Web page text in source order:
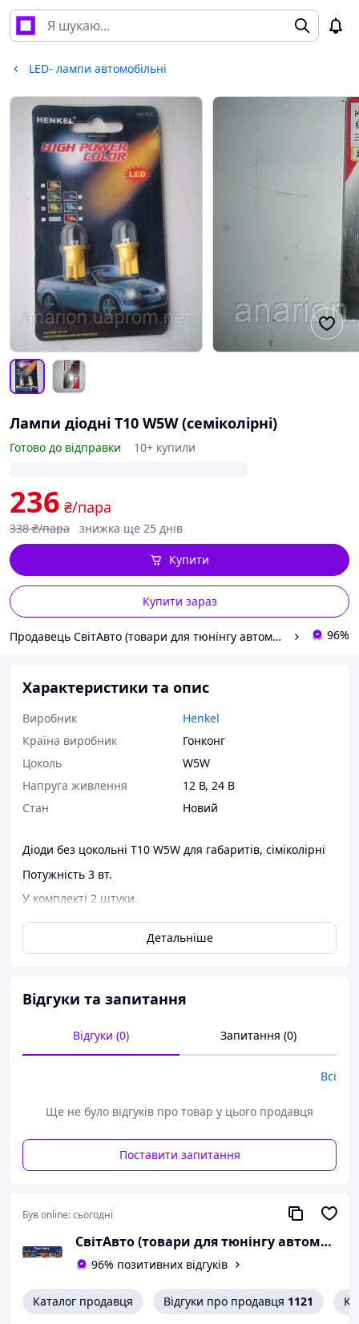
LED- лампи автомобільні
Лампи діодні T10 W5W (семіколірні)
Готово до відправки 10+ купили
236 ₴/пара
338 ₴/пара знижка ще 25 днів
Купити зараз
Купити
Продавець СвітАвто (товари для тюнінгу автомобілів ВАЗ) 96%
Характеристики та опис
Виробник
Henkel
Країна виробник
Гонконг
Цоколь
W5W
Напруга живлення
12 В, 24 В
Стан
Новий
Діоди без цокольні T10 W5W для габаритів, сіміколірні
Потужність 3 вт.
У комплекті 2 штуки.
Детальніше
Відгуки та запитання
Відгуки (0) Запитання (0)
Всі
Ще не було відгуків про товар у цього продавця
Поставити запитання
Був online:сьогодні
СвітАвто (товари для тюнінгу автомобілів ВАЗ)
96% позитивних відгуків
Каталог продавця Відгуки про продавця 1121